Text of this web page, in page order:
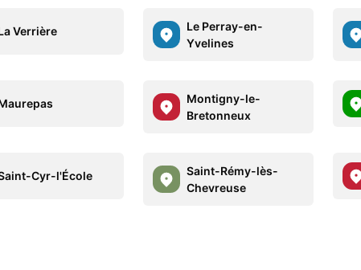
Verrière
Le Perray-en-
Yvelines
Montigny-le-
Bretonneux
Cyr-l'École
Saint-Rémy-lès-
Chevreuse